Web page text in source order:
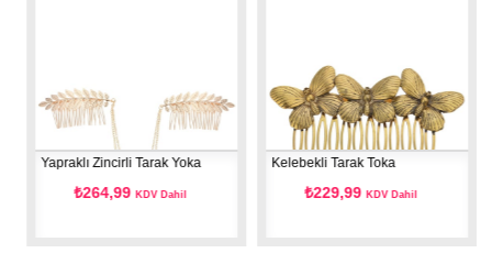
Yapraklı Zincirli Tarak Yoka
₺264,99KDV Dahil
Kelebekli Tarak Toka
₺229,99KDV Dahil